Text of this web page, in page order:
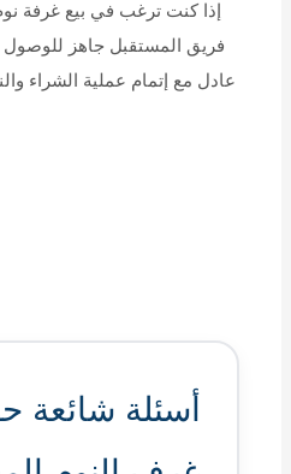
إذا كنت ترغب في بيع غرفة
فريق المستقبل جاهز للوصول
عادل مع إتمام عملية الشراء
أسئلة شائعة